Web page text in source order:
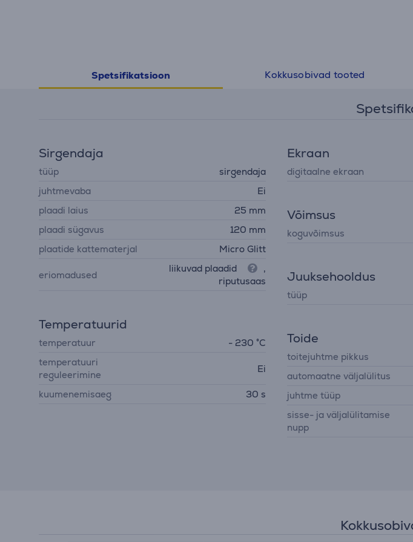
Spetsifikatsioon Kokkusobivad tooted
Sirgendaja
tüüp
sirgendaja
juhtmevaba
Ei
plaadi laius
25 mm
plaadi sügavus
120 mm
plaatide kattematerjal
Micro Glitt
eriomadused
liikuvad plaadid
,
riputusaas
Temperatuurid
temperatuur
- 230 °C
temperatuuri
reguleerimine
Ei
kuumenemisaeg 30 s
Ekraan
digitaalne ekraan
Võimsus
koguvõimsus
Juuksehooldus
tüüp
Toide
toitejuhtme pikkus
automaatne väljalülitus
juhtme tüüp
sisse- ja väljalülitamise
nupp